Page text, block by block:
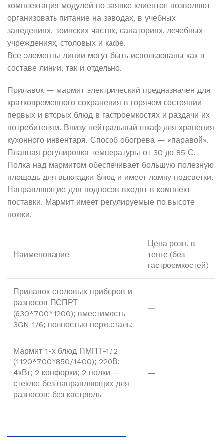
комплектация модулей по заявке клиентов позволяют
организовать питание на заводах, в учебных
заведениях, воинских частях, санаториях, лечебных
учреждениях, столовых и кафе.
Все элементы линии могут быть использованы как в
составе линии, так и отдельно.
Прилавок — мармит электрический предназначен для
кратковременного сохранения в горячем состоянии
первых и вторых блюд в гастроемкостях и раздачи их
потребителям. Внизу нейтральный шкаф для хранения
кухонного инвентаря. Способ обогрева — «паравой».
Плавная регулировка температуры от 30 до 85 С.
Полка над мармитом обеспечивает большую полезную
площадь для выкладки блюд и имеет лампу подсветки.
Направляющие для подносов входят в комплект
поставки. Мармит имеет регулируемые по высоте
ножки.
Наименование
Цена розн. в
тенге (без
гастроемкостей)
Прилавок столовых приборов и
разносов ПСПРТ
(630*700*1200); вместимость
3GN 1/6; полностью нерж.сталь;
—
Мармит 1-х блюд ПМПТ-1,12
(1120*700*850/1400); 220В;
4кВт; 2 конфорки; 2 полки —
стекло; без направляющих для
разносов; без кастрюль
—